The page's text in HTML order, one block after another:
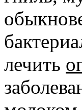
лечить